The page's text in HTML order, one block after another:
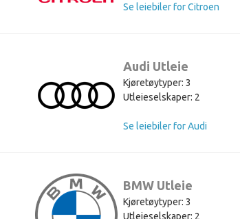
Se leiebiler for Citroen
Audi Utleie
Kjøretøytyper: 3
Utleieselskaper: 2
Se leiebiler for Audi
BMW Utleie
Kjøretøytyper: 3
Utleieselskaper: 2